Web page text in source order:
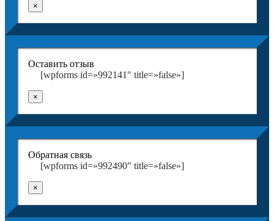
×
Оставить отзыв
[wpforms id=»992141″ title=»false»]
×
Обратная связь
[wpforms id=»992490″ title=»false»]
×